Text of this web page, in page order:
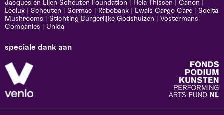
Jacques en Ellen Scheuten Foundation Hela Thissen Canon
Leolux
Scheuten Sormac Rabobank Ewals Cargo Care
Scelta
Mushrooms
Stichting Burgerlijke Godshuizen
Vostermans
Companies
Unica
speciale dank aan